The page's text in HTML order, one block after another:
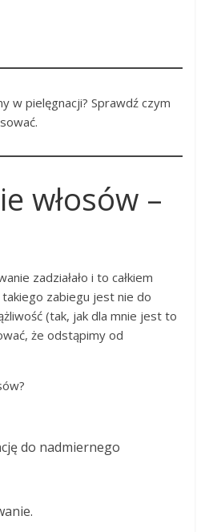
w pielęgnacji? Sprawdź czym
włosów –
zadziałało i to całkiem
takiego zabiegu jest nie do
(tak, jak dla mnie jest to
że odstąpimy od
do nadmiernego